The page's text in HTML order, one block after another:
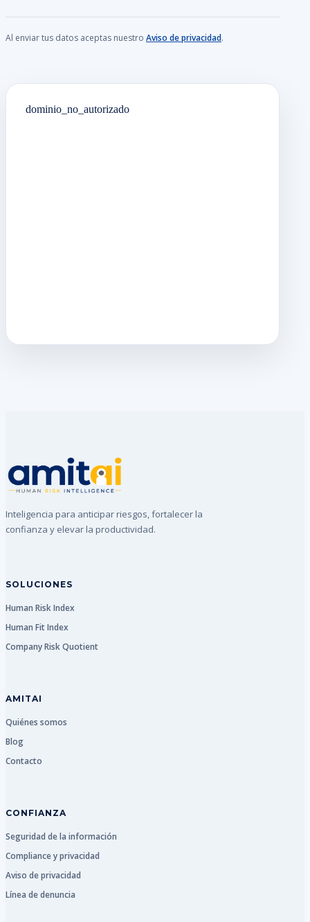
Al enviar tus datos aceptas nuestro Aviso de privacidad.
dominio_no_autorizado
Inteligencia para anticipar riesgos, fortalecer la
confianza y elevar la productividad.
SOLUCIONES
Human Risk Index
Human Fit Index
Company Risk Quotient
AMITAI
Quiénes somos
Blog
Contacto
CONFIANZA
Seguridad de la información
Compliance y privacidad
Aviso de privacidad
Línea de denuncia